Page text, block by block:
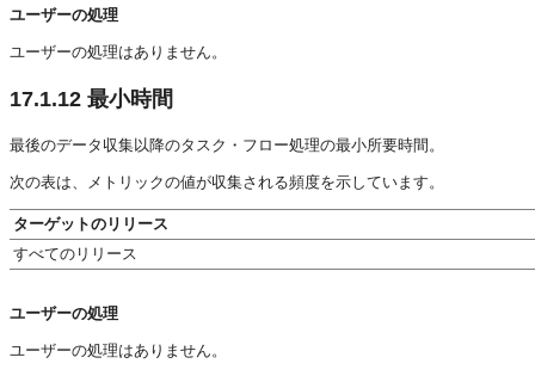
ユーザーの処理
ユーザーの処理はありません。
17.1.12 最小時間
最後のデータ収集以降のタスク・フロー処理の最小所要時間。
次の表は、メトリックの値が収集される頻度を示しています。
ターゲットのリリース
すべてのリリース
ユーザーの処理
ユーザーの処理はありません。